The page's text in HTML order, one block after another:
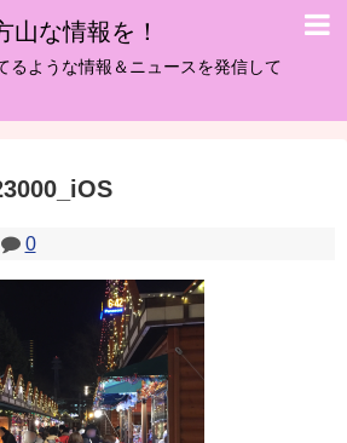
山な情報を！
るような情報＆ニュースを発信して
0